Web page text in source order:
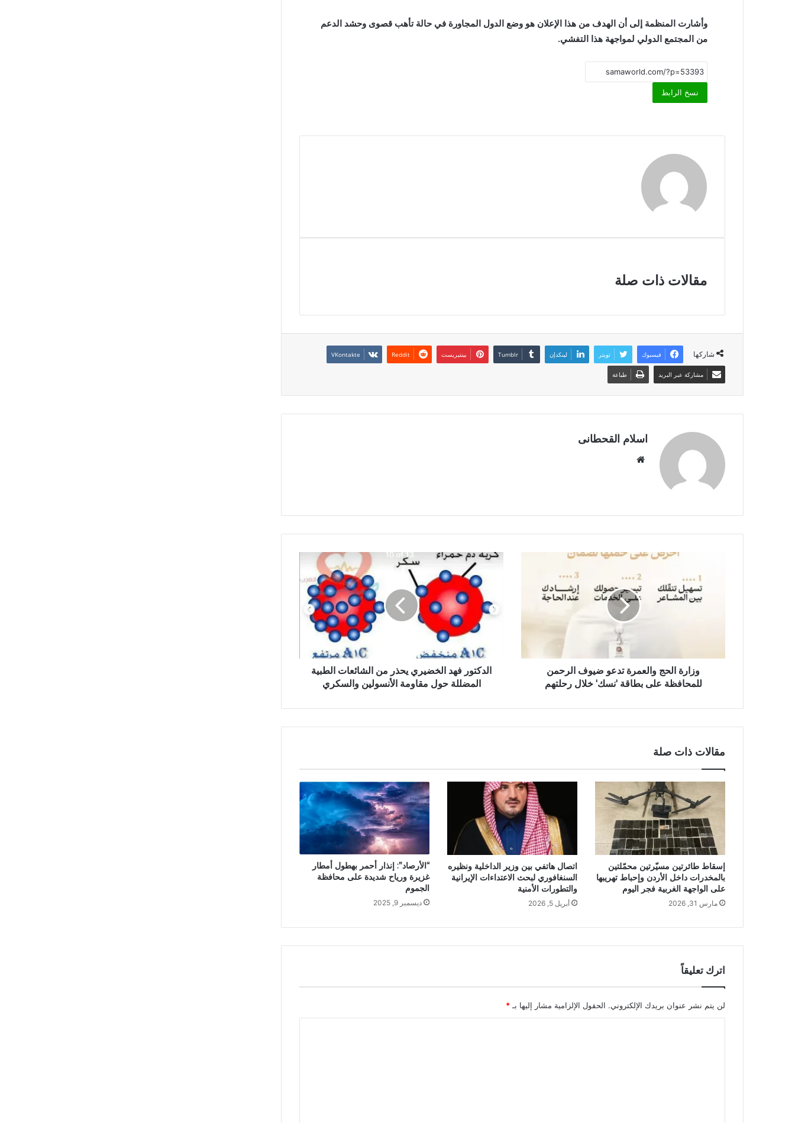
وأشارت المنظمة إلى أن الهدف من هذا الإعلان هو وضع الدول المجاورة في حالة تأهب قصوى وحشد الدعم
من المجتمع الدولي لمواجهة هذا التفشي.
نسخ الرابط
مقالات ذات صلة
شاركها فيسبوك تويتر لينكدإن بينتيريست
مشاركة عبر البريد طباعة
اسلام القحطانى
ا
ي
وزارة الحج والعمرة تدعو ضيوف الرحمن
للمحافظة على بطاقة 'نسك' خلال رحلتهم
الدكتور فهد الخضيري يحذر من الشائعات الطبية
المضللة حول مقاومة الأنسولين والسكري
مقالات ذات صلة
إسقاط طائرتين مسيّرتين محمّلتين
بالمخدرات داخل الأردن وإحباط تهريبها
على الواجهة الغربية فجر اليوم
مارس 31, 2026
اتصال هاتفي بين وزير الداخلية ونظيره
السنغافوري لبحث الاعتداءات الإيرانية
والتطورات الأمنية
أبريل 5, 2026
“الأرصاد”: إنذار أحمر بهطول أمطار
غزيرة ورياح شديدة على محافظة
الجموم
ديسمبر 9, 2025
اترك تعليقاً
لن يتم نشر عنوان بريدك الإلكتروني. الحقول الإلزامية مشار إليها بـ *